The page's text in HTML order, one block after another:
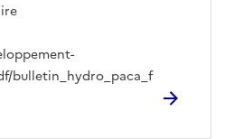
bulletin_hydro_paca_f